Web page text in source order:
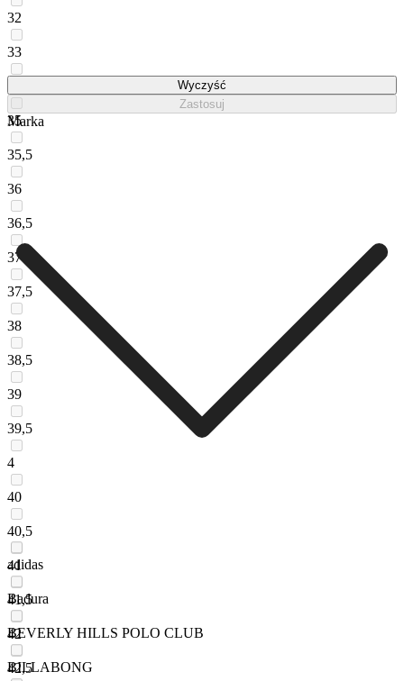
32
33
35
35,5
36
36,5
37
37,5
38
38,5
39
39,5
4
40
40,5
41
41,5
42
42,5
Wyczyść
Zastosuj
Marka
adidas
Badura
BEVERLY HILLS POLO CLUB
BILLABONG